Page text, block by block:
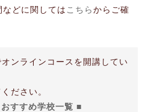
どに関しては こちらからご確
ンラインコースを開講してい
ださい。
すすめ学校一覧 ■